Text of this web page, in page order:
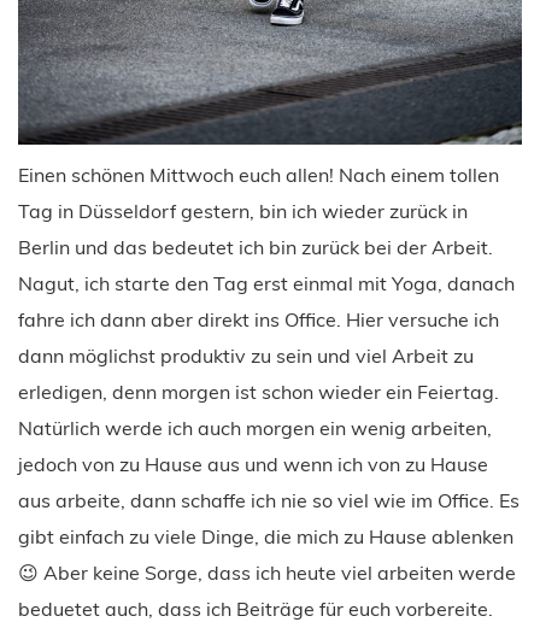
Einen schönen Mittwoch euch allen! Nach einem tollen
Tag in Düsseldorf gestern, bin ich wieder zurück in
Berlin und das bedeutet ich bin zurück bei der Arbeit.
Nagut, ich starte den Tag erst einmal mit Yoga, danach
fahre ich dann aber direkt ins Office. Hier versuche ich
dann möglichst produktiv zu sein und viel Arbeit zu
erledigen, denn morgen ist schon wieder ein Feiertag.
Natürlich werde ich auch morgen ein wenig arbeiten,
jedoch von zu Hause aus und wenn ich von zu Hause
aus arbeite, dann schaffe ich nie so viel wie im Office. Es
gibt einfach zu viele Dinge, die mich zu Hause ablenken
😉 Aber keine Sorge, dass ich heute viel arbeiten werde
beduetet auch, dass ich Beiträge für euch vorbereite.